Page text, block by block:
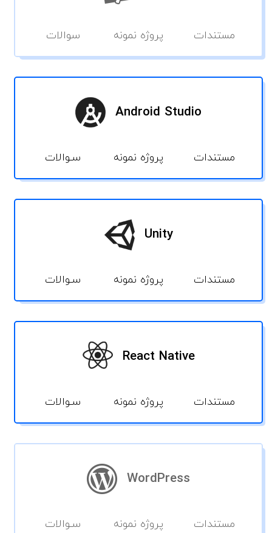
مستندات پروژه نمونه سوالات
Android Studio
مستندات پروژه نمونه سـوالات
Unity
مستندات پروژه نمونه سـوالات
React Native
مستندات پروژه نمونه سـوالات
WordPress
مستندات پروژه نمونه سـوالات